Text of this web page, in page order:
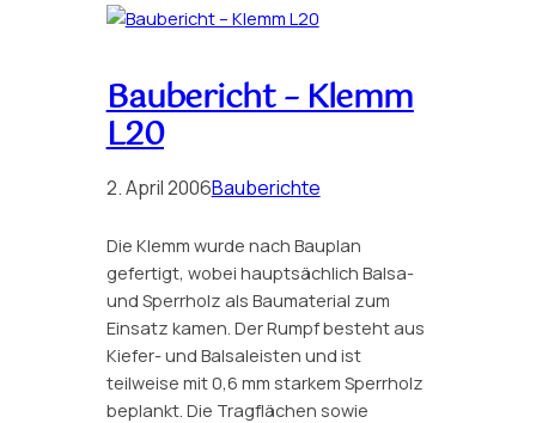
Baubericht – Klemm
L20
2. April 2006Bauberichte
Die Klemm wurde nach Bauplan
gefertigt, wobei hauptsächlich Balsa-
und Sperrholz als Baumaterial zum
Einsatz kamen. Der Rumpf besteht aus
Kiefer- und Balsaleisten und ist
teilweise mit 0,6 mm starkem Sperrholz
beplankt. Die Tragflächen sowie